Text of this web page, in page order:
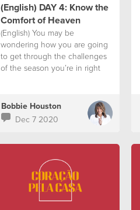
(English) DAY 4: Know the
Comfort of Heaven
(English) You may be
wondering how you are going
to get through the challenges
of the season you’re in right
Bobbie Houston
Dec 7 2020